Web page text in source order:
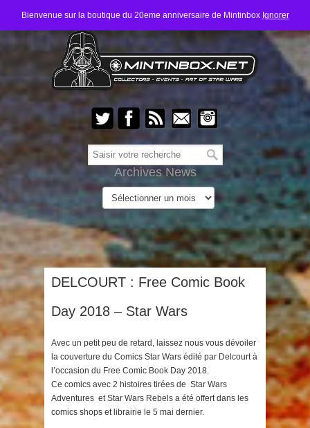
Bienvenue sur la boutique du 20eme anniversaire de Mintinbox Ignorer
Archives News
DELCOURT : Free Comic Book
Day 2018 – Star Wars
Avec un petit peu de retard, laissez nous vous dévoiler
la couverture du Comics Star Wars édité par Delcourt à
l’occasion du Free Comic Book Day 2018.
Ce comics avec 2 histoires tirées de Star Wars
Adventures et Star Wars Rebels a été offert dans les
comics shops et librairie le 5 mai dernier.